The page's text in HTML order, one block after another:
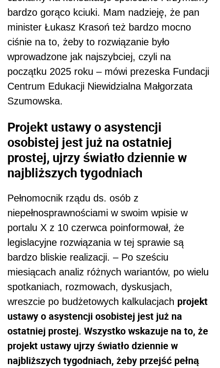
bardzo gorąco kciuki. Mam nadzieję, że pan
minister Łukasz Krasoń też bardzo mocno
ciśnie na to, żeby to rozwiązanie było
wprowadzone jak najszybciej, czyli na
początku 2025 roku – mówi prezeska Fundacji
Centrum Edukacji Niewidzialna Małgorzata
Szumowska.
Projekt ustawy o asystencji
osobistej jest już na ostatniej
prostej, ujrzy światło dziennie w
najbliższych tygodniach
Pełnomocnik rządu ds. osób z
niepełnosprawnościami w swoim wpisie w
portalu X z 10 czerwca poinformował, że
legislacyjne rozwiązania w tej sprawie są
bardzo bliskie realizacji. – Po sześciu
miesiącach analiz różnych wariantów, po wielu
spotkaniach, rozmowach, dyskusjach,
wreszcie po budżetowych kalkulacjach projekt
ustawy o asystencji osobistej jest już na
ostatniej prostej. Wszystko wskazuje na to, że
projekt ustawy ujrzy światło dziennie w
najbliższych tygodniach, żeby przejść pełną